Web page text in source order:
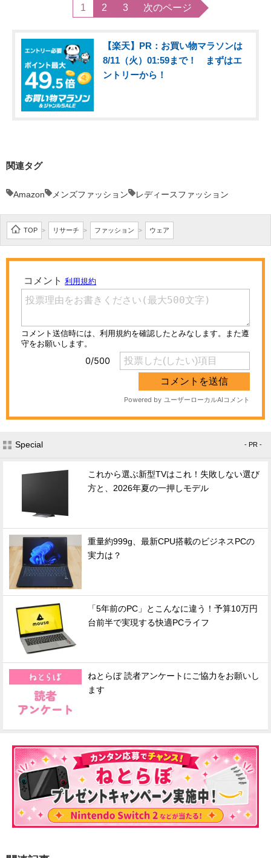
1 2 3 次のページ
【楽天】PR：お買い物マラソンは
8/11（火）01:59まで！ まずはエ
ントリーから！
関連タグ
Amazon メンズファッション レディースファッション
TOP > リサーチ > ファッション > ウェア
Special - PR -
これから選ぶ新型TVはこれ！失敗しない選び
方と、2026年夏の一押しモデル
重量約999g、最新CPU搭載のビジネスPCの
実力は？
「5年前のPC」とこんなに違う！予算10万円
台前半で実現する快適PCライフ
ねとらぼ 読者アンケートにご協力をお願いし
ます